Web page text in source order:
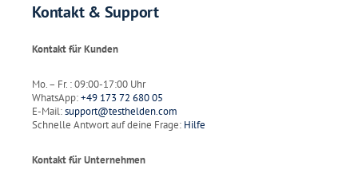
Kontakt & Support
Kontakt für Kunden
Mo. – Fr. : 09:00-17:00 Uhr
WhatsApp:+49 173 72 680 05
E-Mail:support@testhelden.com
Schnelle Antwort auf deine Frage: Hilfe
Kontakt für Unternehmen